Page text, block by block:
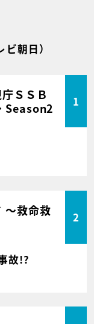
ビ朝日）
ＳＳＢ
Season2
1
～救命救
2
故!?